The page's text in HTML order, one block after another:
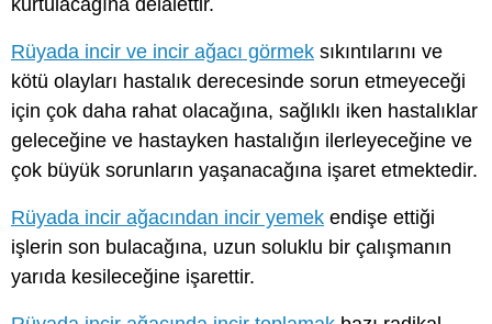
Rüyada incir ve incir ağacı görmek sıkıntılarını ve
kötü olayları hastalık derecesinde sorun etmeyeceği
için çok daha rahat olacağına, sağlıklı iken hastalıklar
geleceğine ve hastayken hastalığın ilerleyeceğine ve
çok büyük sorunların yaşanacağına işaret etmektedir.
Rüyada incir ağacından incir yemek endişe ettiği
işlerin son bulacağına, uzun soluklu bir çalışmanın
yarıda kesileceğine işarettir.